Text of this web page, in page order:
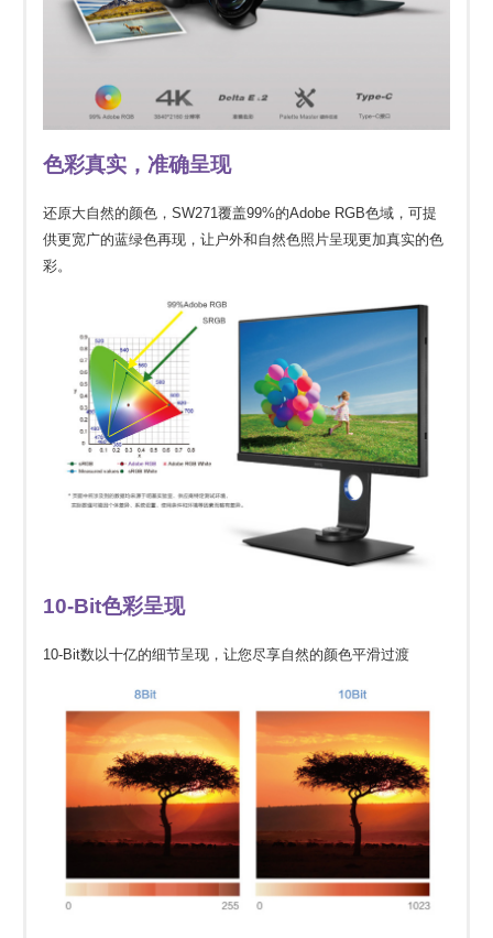
色彩真实，准确呈现
还原大自然的颜色，SW271覆盖99%的Adobe RGB色域，可提
供更宽广的蓝绿色再现，让户外和自然色照片呈现更加真实的色
彩。
10-Bit色彩呈现
10-Bit数以十亿的细节呈现，让您尽享自然的颜色平滑过渡